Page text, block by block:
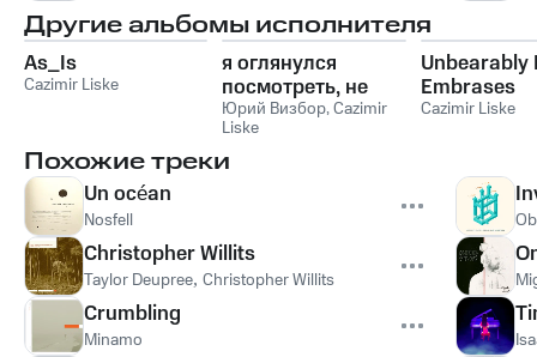
Другие альбомы исполнителя
As_Is
Cazimir Liske
я оглянулся
посмотреть, не
оглянулся ли я
Юрий Визбор,Cazimir
Liske
Unbearably
Embrases
Cazimir Liske
Похожие треки
Un océan
Nosfell
Christopher Willits
Taylor Deupree, Christopher Willits
Crumbling
Minamo